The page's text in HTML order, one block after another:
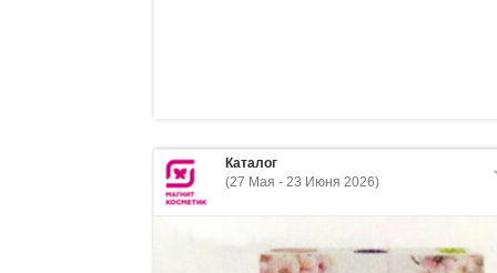
Каталог
(27 Мая - 23 Июня 2026)